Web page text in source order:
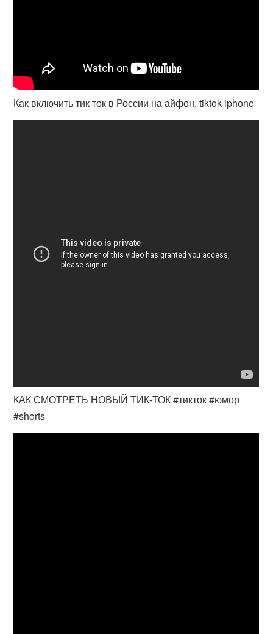
Как включить тик ток в России на айфон, tiktok iphone
КАК СМОТРЕТЬ НОВЫЙ ТИК-ТОК #тикток #юмор
#shorts